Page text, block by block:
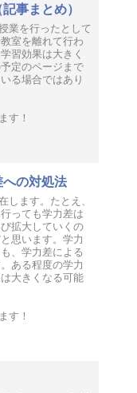
事まとめ）
業を行ったとして
室を離れて行わ
習効果は大きく
定のページまで
る場合ではあり
す！
の対処法
します。たとえ、
っても学力差は
拡大していくの
思います。学力
、学力差による
ある程度の学力
大きくなる可能
す！